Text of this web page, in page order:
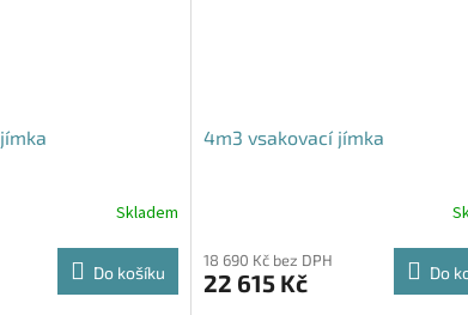
Skladem
Do košíku
4m3 vsakovací jímka
18 690 Kč bez DPH
22 615 Kč Do